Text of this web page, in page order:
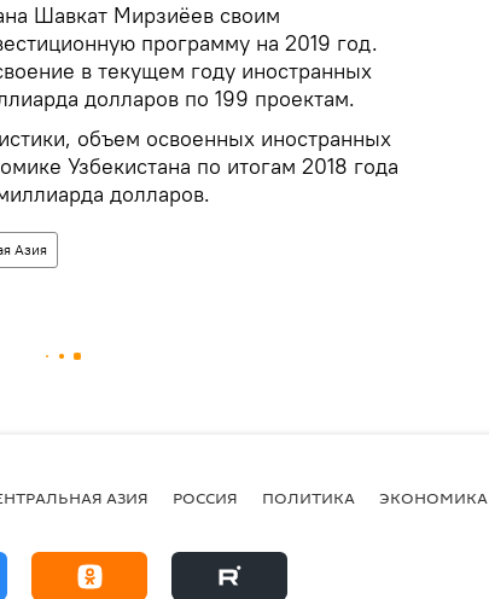
Шавкат Мирзиёев своим
программу на 2019 год.
в текущем году иностранных
долларов по 199 проектам.
объем освоенных иностранных
Узбекистана по итогам 2018 года
долларов.
Азия
АЗИЯ РОССИЯ ПОЛИТИКА ЭКОНОМИКА